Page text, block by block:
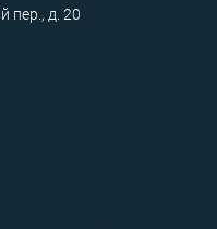
пер., д. 20